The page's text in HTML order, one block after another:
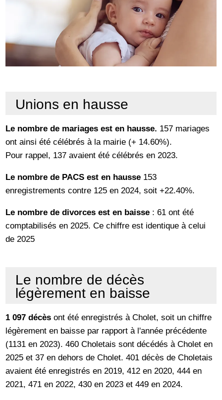
Unions en hausse
Le nombre de mariages est en hausse. 157 mariages
ont ainsi été célébrés à la mairie (+ 14.60%).
Pour rappel, 137 avaient été célébrés en 2023.
Le nombre de PACS est en hausse 153
enregistrements contre 125 en 2024, soit +22.40%.
Le nombre de divorces est en baisse : 61 ont été
comptabilisés en 2025. Ce chiffre est identique à celui
de 2025
Le nombre de décès
légèrement en baisse
1 097 décès ont été enregistrés à Cholet, soit un chiffre
légèrement en baisse par rapport à l'année précédente
(1131 en 2023). 460 Choletais sont décédés à Cholet en
2025 et 37 en dehors de Cholet. 401 décès de Choletais
avaient été enregistrés en 2019, 412 en 2020, 444 en
2021, 471 en 2022, 430 en 2023 et 449 en 2024.